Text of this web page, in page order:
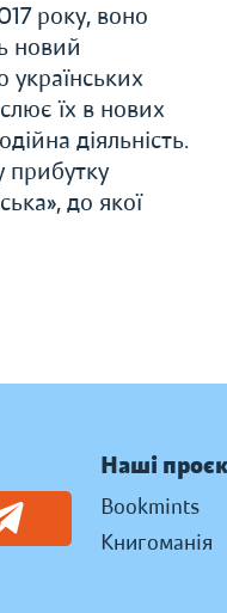
року, воно
новий
їх в нових
діяльність.
прибутку
до якої
Наші
Bookmints
Книгоманія